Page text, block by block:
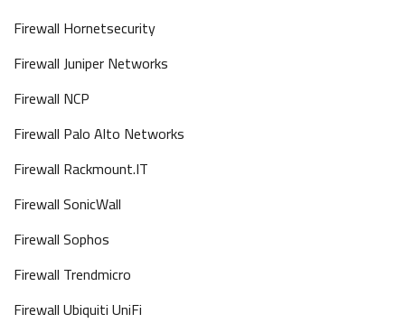
Firewall Hornetsecurity
Firewall Juniper Networks
Firewall NCP
Firewall Palo Alto Networks
Firewall Rackmount.IT
Firewall SonicWall
Firewall Sophos
Firewall Trendmicro
Firewall Ubiquiti UniFi